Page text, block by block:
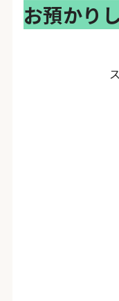
お預かり